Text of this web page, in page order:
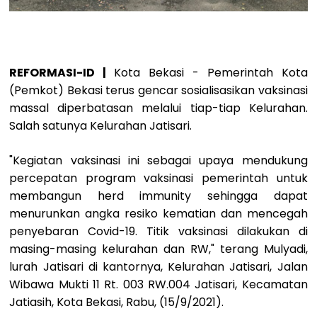
REFORMASI-ID | Kota Bekasi - Pemerintah Kota
(Pemkot) Bekasi terus gencar sosialisasikan vaksinasi
massal diperbatasan melalui tiap-tiap Kelurahan.
Salah satunya Kelurahan Jatisari.
"Kegiatan vaksinasi ini sebagai upaya mendukung
percepatan program vaksinasi pemerintah untuk
membangun herd immunity sehingga dapat
menurunkan angka resiko kematian dan mencegah
penyebaran Covid-19. Titik vaksinasi dilakukan di
masing-masing kelurahan dan RW," terang Mulyadi,
lurah Jatisari di kantornya, Kelurahan Jatisari, Jalan
Wibawa Mukti 11 Rt. 003 RW.004 Jatisari, Kecamatan
Jatiasih, Kota Bekasi, Rabu, (15/9/2021).